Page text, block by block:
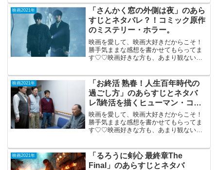
映画2021年
「さんかく窓の外側は夜」のあら
すじとネタバレ？！コミック原作
のミステリー・ホラー。
映画を愛して、映画大好きだからこそ！
勝手気ままな感想を書かせてもらってま
す♡♡映画好きな方も、あまり観ない方
公開（102分）コミック原作のミステ...
映画2021年
「お終活 熟春！人生百年時代の
過ごし方」のあらすじとネタバ
レ⁈終活を描くヒューマン・コメ
デイ。
映画を愛して、映画大好きだからこそ！
勝手気ままな感想を書かせてもらってま
す♡♡映画好きな方も、あまり観ない方
日公開（113分）人生の終わりのための活
動を描...
映画2021年
「るろうに剣心 最終章The
Final」のあらすじとネタバ